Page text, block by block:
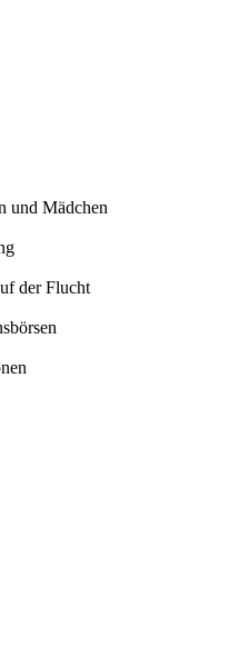
und Mädchen
der Flucht